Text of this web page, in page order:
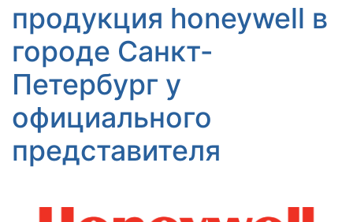
продукция honeywell в
городе Санкт-
Петербург у
официального
представителя